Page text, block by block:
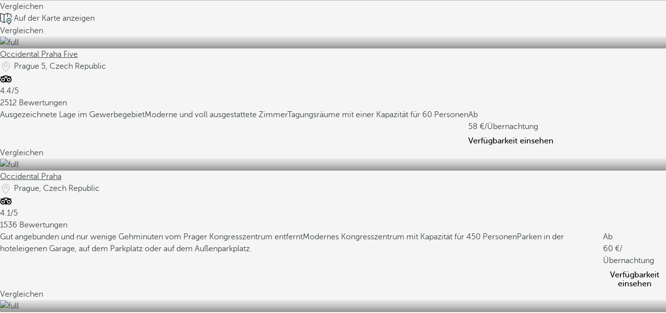
Vergleichen
Auf der Karte anzeigen
Vergleichen
Occidental Praha Five
Prague 5, Czech Republic
4.4/5
2512 Bewertungen
Ausgezeichnete Lage im GewerbegebietModerne und voll ausgestattete ZimmerTagungsräume mit einer Kapazität für 60 PersonenAb
58
/Übernachtung
Verfügbarkeit einsehen
Vergleichen
Occidental Praha
Prague, Czech Republic
4.1/5
1536 Bewertungen
Gut angebunden und nur wenige Gehminuten vom Prager Kongresszentrum entferntModernes Kongresszentrum mit Kapazität für 450 PersonenParken in der
hoteleigenen Garage, auf dem Parkplatz oder auf dem Außenparkplatz.
Ab
60
/
Übernachtung
Verfügbarkeit
einsehen
Vergleichen